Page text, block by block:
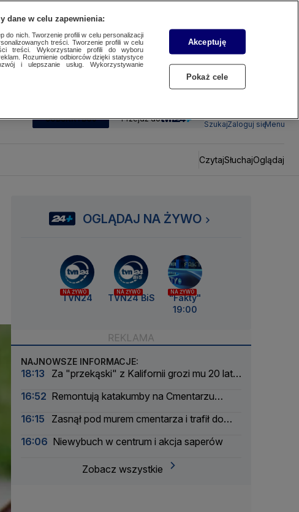
SUBSKRYBUJ Przejdź do
SzukajZaloguj sięMenu
CzytajSłuchajOglądaj
OGLĄDAJ NA ŻYWO
NA ŻYWO
TVN24
NA ŻYWO
TVN24 BiS
NA ŻYWO
"Fakty"
19:00
NAJNOWSZE INFORMACJE:
18:13
Za "przekąski" z Kalifornii grozi mu 20 lat
16:52 Remontują katakumby na Cmentarzu
16:15
Zasnął pod murem cmentarza i trafił do
16:06 Niewybuch w centrum i akcja saperów
Zobacz wszystkie
dane w celu zapewnienia:
do nich. Tworzenie profili w celu personalizacji
treści. Tworzenie profili w celu
treści. Wykorzystanie profili do wyboru
Rozumienie odbiorców dzięki statystyce
i ulepszanie usług. Wykorzystywanie
Akceptuję
Pokaż cele